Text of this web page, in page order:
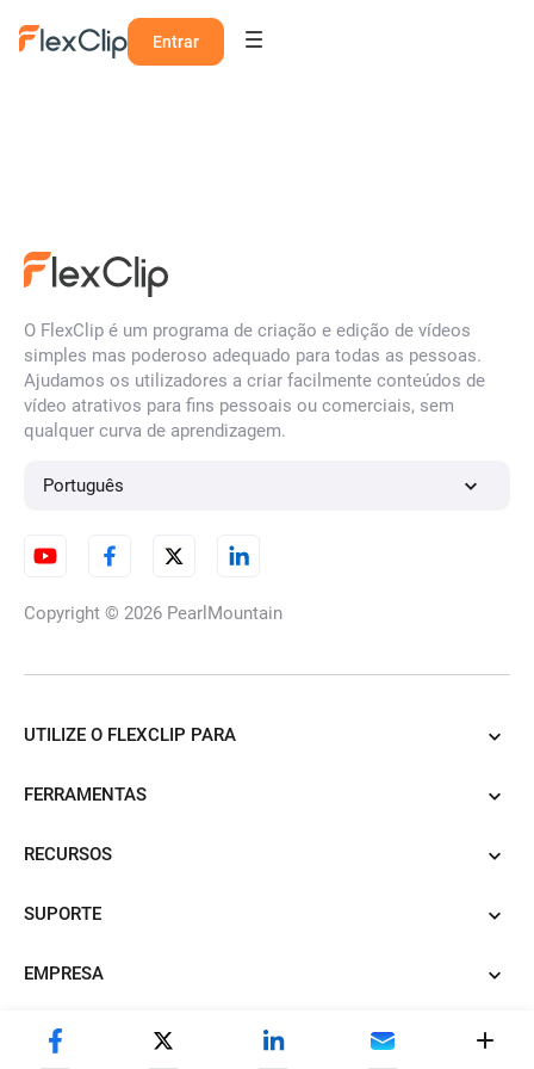
Entrar
O FlexClip é um programa de criação e edição de vídeos
simples mas poderoso adequado para todas as pessoas.
Ajudamos os utilizadores a criar facilmente conteúdos de
vídeo atrativos para fins pessoais ou comerciais, sem
qualquer curva de aprendizagem.
Português
Copyright © 2026 PearlMountain
UTILIZE O FLEXCLIP PARA
FERRAMENTAS
RECURSOS
SUPORTE
EMPRESA